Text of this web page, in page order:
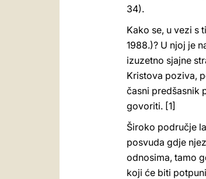
34).
Kako se, u vezi s
1988.)? U njoj je
izuzetno sjajne
Kristova poziva,
časni predšasnik
govoriti. [1]
Široko područje
posvuda gdje
odnosima, tamo
koji će biti